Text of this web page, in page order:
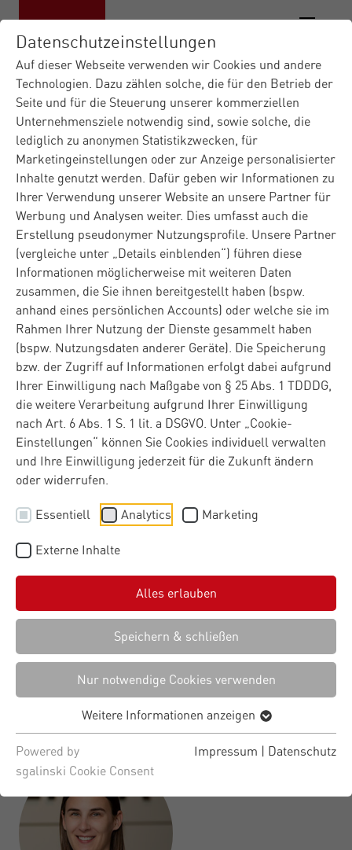
Datenschutzeinstellungen
Auf dieser Webseite verwenden wir Cookies und andere
Technologien. Dazu zählen solche, die für den Betrieb der
Seite und für die Steuerung unserer kommerziellen
Unternehmensziele notwendig sind, sowie solche, die
lediglich zu anonymen Statistikzwecken, für
Marketingeinstellungen oder zur Anzeige personalisierter
Inhalte genutzt werden. Dafür geben wir Informationen zu
Ihrer Verwendung unserer Website an unsere Partner für
Werbung und Analysen weiter. Dies umfasst auch die
Erstellung pseudonymer Nutzungsprofile. Unsere Partner
(vergleiche unter „Details einblenden“) führen diese
Informationen möglicherweise mit weiteren Daten
zusammen, die Sie ihnen bereitgestellt haben (bspw.
anhand eines persönlichen Accounts) oder welche sie im
Rahmen Ihrer Nutzung der Dienste gesammelt haben
(bspw. Nutzungsdaten anderer Geräte). Die Speicherung
bzw. der Zugriff auf Informationen erfolgt dabei aufgrund
Ihrer Einwilligung nach Maßgabe von § 25 Abs. 1 TDDDG,
die weitere Verarbeitung aufgrund Ihrer Einwilligung
nach Art. 6 Abs. 1 S. 1 lit. a DSGVO. Unter „Cookie-
Einstellungen“ können Sie Cookies individuell verwalten
und Ihre Einwilligung jederzeit für die Zukunft ändern
oder widerrufen.
Essentiell Analytics Marketing
Externe Inhalte
Alles erlauben
Speichern & schließen
Nur notwendige Cookies verwenden
Weitere Informationen anzeigen
Powered by
sgalinski Cookie Consent
Impressum | Datenschutz
Materna IT-Dienstleister| Insights|Blog
Data & AI|KI-Services für den deuts...
05.03.2026 Blog Data & AI
KI-Services für den
deutschen Mittelstand
Der deutsche Mittelstand steht unter Innovationsdruck:
Fachkräftemangel, steigende Kosten, volatile Märkte und
wachsende regulatorische Anforderungen treffen auf
einen enormen Digitalisierungsschub. Künstliche
Intelligenz (KI) bietet hier enorme Chancen – wenn sie
strategisch, souverän und praxisnah eingeführt wird.
Warum gerade jetzt der richtige Zeitpunkt ist, KI
strukturiert in die Wertschöpfung zu integrieren, und wie
mittelständische Unternehmen konkret profitieren
können, zeigt dieser Beitrag.
©